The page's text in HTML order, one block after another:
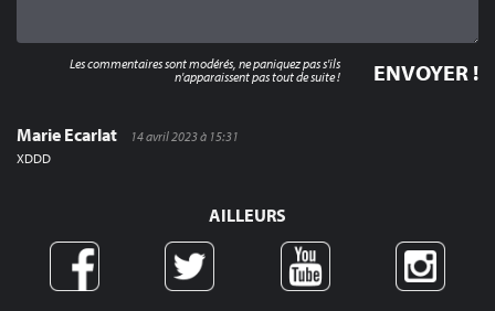
Marie Ecarlat
14 avril 2023 à 15:31
XDDD
Les commentaires sont modérés, ne paniquez pas s'ils
n'apparaissent pas tout de suite !
AILLEURS